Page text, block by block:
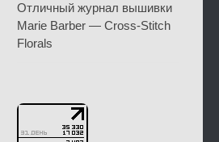
Отличный журнал вышивки
Marie Barber — Cross-Stitch
Florals